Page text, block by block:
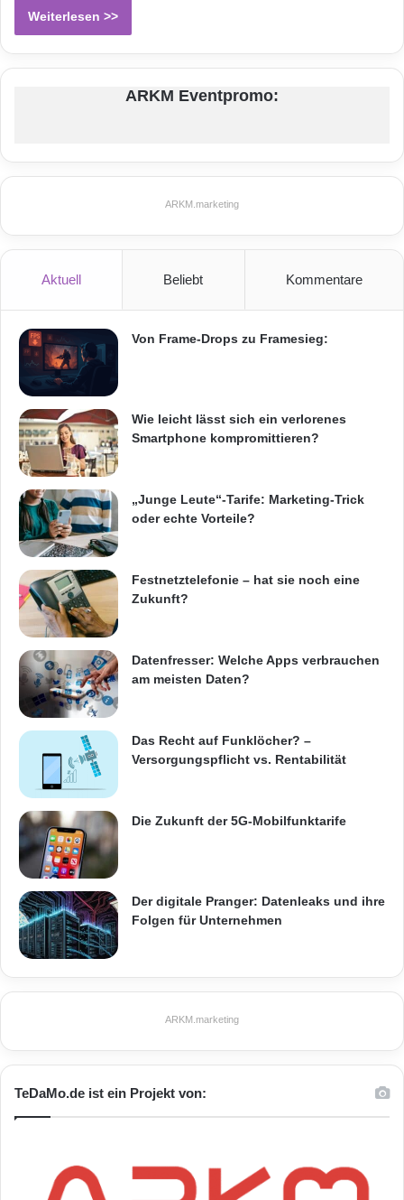
Weiterlesen >>
ARKM Eventpromo:
ARKM.marketing
Aktuell Beliebt Kommentare
Von Frame-Drops zu Framesieg:
Wie leicht lässt sich ein verlorenes
Smartphone kompromittieren?
„Junge Leute“-Tarife: Marketing-Trick
oder echte Vorteile?
Festnetztelefonie – hat sie noch eine
Zukunft?
Datenfresser: Welche Apps verbrauchen
am meisten Daten?
Das Recht auf Funklöcher? –
Versorgungspflicht vs. Rentabilität
Die Zukunft der 5G-Mobilfunktarife
Der digitale Pranger: Datenleaks und ihre
Folgen für Unternehmen
ARKM.marketing
TeDaMo.de ist ein Projekt von: